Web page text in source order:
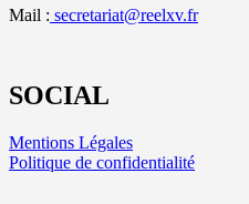
Mail : secretariat@reelxv.fr
SOCIAL
Mentions Légales
Politique de confidentialité